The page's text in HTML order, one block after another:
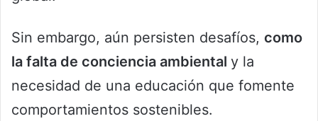
Sin embargo, aún persisten desafíos, como
la falta de conciencia ambiental y la
necesidad de una educación que fomente
comportamientos sostenibles.